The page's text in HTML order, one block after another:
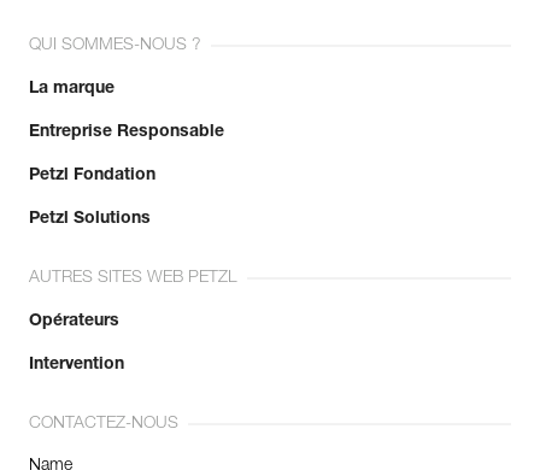
QUI SOMMES-NOUS ?
La marque
Entreprise Responsable
Petzl Fondation
Petzl Solutions
AUTRES SITES WEB PETZL
Opérateurs
Intervention
CONTACTEZ-NOUS
Name